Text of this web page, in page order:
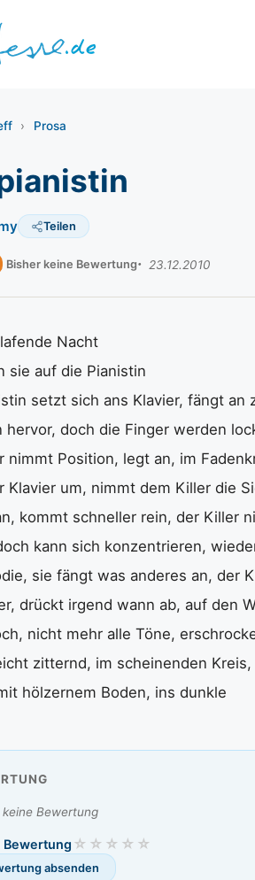
› Prosa
Teilen
Bisher keine Bewertung 23.12.2010
Nacht
sie auf die Pianistin
setzt sich ans Klavier, fängt
hervor, doch die Finger werden
nimmt Position, legt an, im
Klavier um, nimmt dem Killer die
kommt schneller rein, der Killer
kann sich konzentrieren,
sie fängt was anderes an, der
drückt irgend wann ab, auf den
nicht mehr alle Töne,
zitternd, im scheinenden
hölzernem Boden, ins dunkle
keine Bewertung
Bewertung